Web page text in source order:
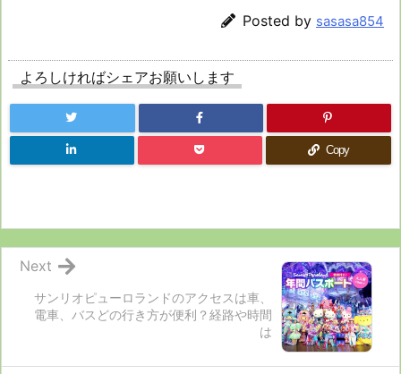
Posted by sasasa854
よろしければシェアお願いします
Copy
サンリオピューロランドのアクセスは車、
電車、バスどの行き方が便利？経路や時間
は
Next